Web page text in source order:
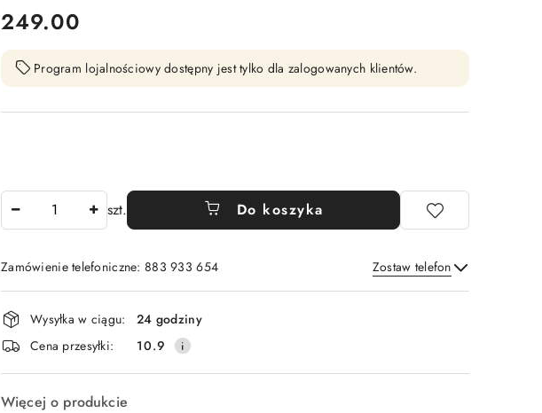
cena:
249.00
Program lojalnościowy dostępny jest tylko dla zalogowanych klientów.
szt. Do koszyka
Zamówienie telefoniczne: 883 933 654 Zostaw telefon
Wyślij
Dostępność
i
dostawa
Wysyłka w ciągu:
24 godziny
Cena przesyłki:
10.9
Więcej o produkcie